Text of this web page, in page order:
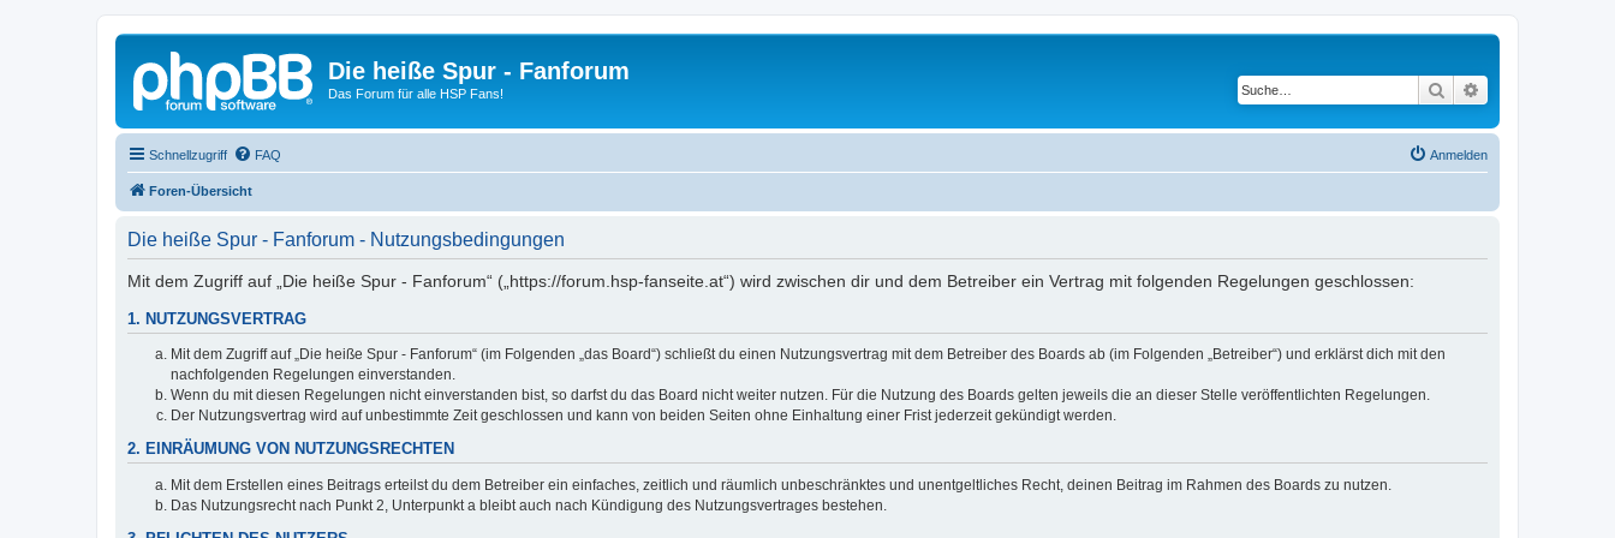
Die heiße Spur - Fanforum
Das Forum für alle HSP Fans! Suche
Schnellzugriff FAQ Anmelden
Foren-Übersicht
Die heiße Spur - Fanforum - Nutzungsbedingungen
Mit dem Zugriff auf „Die heiße Spur - Fanforum“ („https://forum.hsp-fanseite.at“) wird zwischen dir und dem Betreiber ein Vertrag mit folgenden Regelungen geschlossen:
1. NUTZUNGSVERTRAG
Mit dem Zugriff auf „Die heiße Spur - Fanforum“ (im Folgenden „das Board“) schließt du einen Nutzungsvertrag mit dem Betreiber des Boards ab (im Folgenden „Betreiber“) und erklärst dich mit den
nachfolgenden Regelungen einverstanden.
Wenn du mit diesen Regelungen nicht einverstanden bist, so darfst du das Board nicht weiter nutzen. Für die Nutzung des Boards gelten jeweils die an dieser Stelle veröffentlichten Regelungen.
Der Nutzungsvertrag wird auf unbestimmte Zeit geschlossen und kann von beiden Seiten ohne Einhaltung einer Frist jederzeit gekündigt werden.
2. EINRÄUMUNG VON NUTZUNGSRECHTEN
Mit dem Erstellen eines Beitrags erteilst du dem Betreiber ein einfaches, zeitlich und räumlich unbeschränktes und unentgeltliches Recht, deinen Beitrag im Rahmen des Boards zu nutzen.
Das Nutzungsrecht nach Punkt 2, Unterpunkt a bleibt auch nach Kündigung des Nutzungsvertrages bestehen.